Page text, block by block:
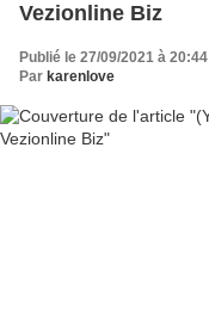
Vezionline Biz
Publié le 27/09/2021 à 20:44
Par karenlove